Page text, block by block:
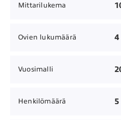
Mittarilukema
Ovien lukumäärä 4
Vuosimalli
Henkilömäärä 5